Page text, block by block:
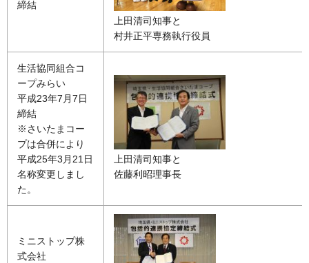
締結
上田清司知事と
村井正平専務執行役員
生活協同組合コ
ープみらい
平成23年7月7日
締結
※さいたまコー
プは合併により
平成25年3月21日
名称変更しまし
た。
上田清司知事と
佐藤利昭理事長
ミニストップ株
式会社